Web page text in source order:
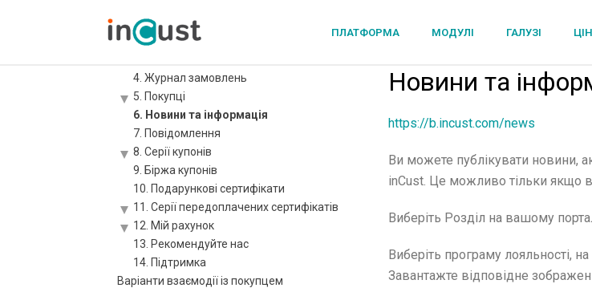
ПЛАТФОРМА МОДУЛІ ГАЛУЗІ
1. Статистика
2. Налаштування
4. Журнал замовлень
5. Покупці
6. Новини та інформація
7. Повідомлення
8. Серії купонів
9. Біржа купонів
10. Подарункові сертифікати
11. Серії передоплачених сертифікатів
12. Мій рахунок
13. Рекомендуйте нас
14. Підтримка
Варіанти взаємодії із покупцем
Новини та
https://b.incust.com/news
Ви можете публікувати новини,
inCust. Це можливо тільки якщо
Виберіть Розділ на вашому
Виберіть програму лояльності,
Завантажте відповідне